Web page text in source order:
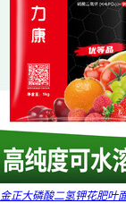
金正大磷酸二氢钾花肥叶